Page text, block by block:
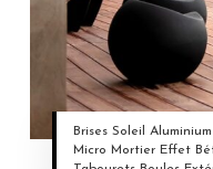
Brises Soleil
Micro Mortier Effet